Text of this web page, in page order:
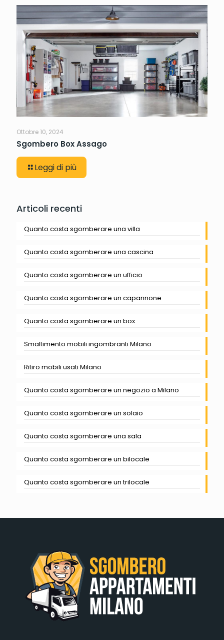
Ottobre 10, 2024
Sgombero Box Assago
Leggi di più
Articoli recenti
Quanto costa sgomberare una villa
Quanto costa sgomberare una cascina
Quanto costa sgomberare un ufficio
Quanto costa sgomberare un capannone
Quanto costa sgomberare un box
Smaltimento mobili ingombranti Milano
Ritiro mobili usati Milano
Quanto costa sgomberare un negozio a Milano
Quanto costa sgomberare un solaio
Quanto costa sgomberare una sala
Quanto costa sgomberare un bilocale
Quanto costa sgomberare un trilocale